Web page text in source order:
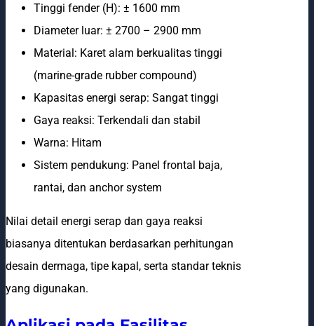
Tinggi fender (H): ± 1600 mm
Diameter luar: ± 2700 – 2900 mm
Material: Karet alam berkualitas tinggi
(marine-grade rubber compound)
Kapasitas energi serap: Sangat tinggi
Gaya reaksi: Terkendali dan stabil
Warna: Hitam
Sistem pendukung: Panel frontal baja,
rantai, dan anchor system
Nilai detail energi serap dan gaya reaksi
biasanya ditentukan berdasarkan perhitungan
desain dermaga, tipe kapal, serta standar teknis
yang digunakan.